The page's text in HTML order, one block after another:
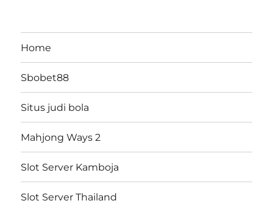
Home
Sbobet88
Situs judi bola
Mahjong Ways 2
Slot Server Kamboja
Slot Server Thailand